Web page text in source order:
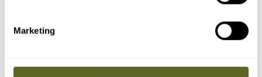
Marketing